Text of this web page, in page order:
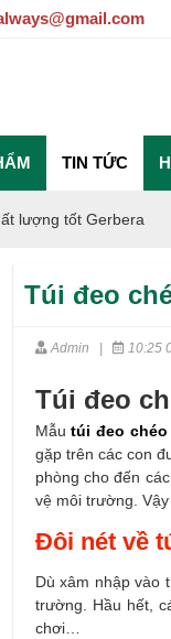
TIN TỨC
lượng tốt Gerbera
Túi đeo
Admin 10:25
Túi đeo
Mẫu túi đeo
gặp trên các con
phòng cho đến
vệ môi trường.
Đôi nét về
Dù xâm nhập vào
trường. Hầu hết,
chơi…